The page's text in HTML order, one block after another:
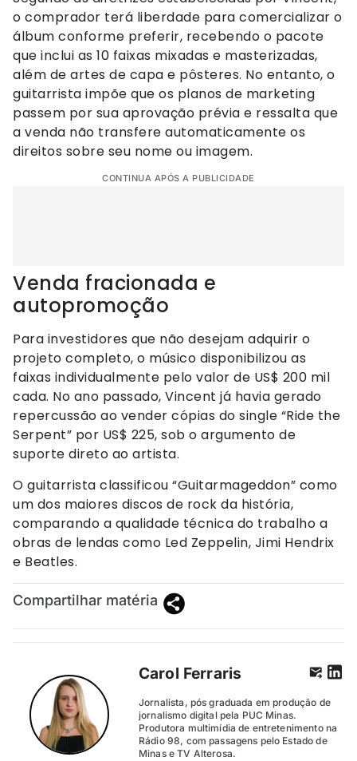
o comprador terá liberdade para comercializar o
álbum conforme preferir, recebendo o pacote
que inclui as 10 faixas mixadas e masterizadas,
além de artes de capa e pôsteres. No entanto, o
guitarrista impõe que os planos de marketing
passem por sua aprovação prévia e ressalta que
a venda não transfere automaticamente os
direitos sobre seu nome ou imagem.
CONTINUA APÓS A PUBLICIDADE
Venda fracionada e
autopromoção
Para investidores que não desejam adquirir o
projeto completo, o músico disponibilizou as
faixas individualmente pelo valor de US$ 200 mil
cada. No ano passado, Vincent já havia gerado
repercussão ao vender cópias do single “Ride the
Serpent” por US$ 225, sob o argumento de
suporte direto ao artista.
O guitarrista classificou “Guitarmageddon” como
um dos maiores discos de rock da história,
comparando a qualidade técnica do trabalho a
obras de lendas como Led Zeppelin, Jimi Hendrix
e Beatles.
Compartilhar matéria
Carol Ferraris
Jornalista, pós graduada em produção de
jornalismo digital pela PUC Minas.
Produtora multimídia de entretenimento na
Rádio 98, com passagens pelo Estado de
Minas e TV Alterosa.